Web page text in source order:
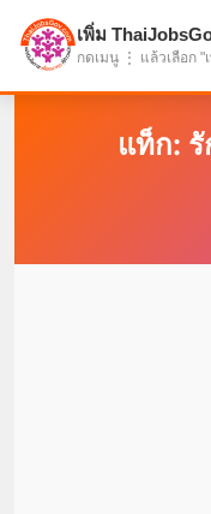
แบ่งปันโอกาส เ
แท็ก:
เพิ่ม
กดเมนู ⋮ แล้วเลือก "